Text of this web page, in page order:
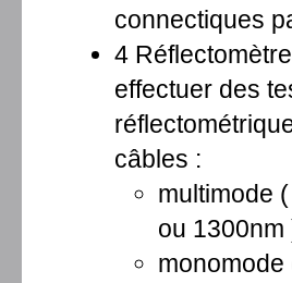
connectiques
4
effectuer des
câbles :
multimode
ou 1300nm
monomode